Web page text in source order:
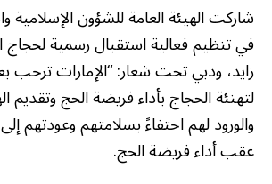
شاركت الهيئة العامة للشؤون الإسلامية
في تنظيم فعالية استقبال رسمية لحجاج
زايد، ودبي تحت شعار: “الإمارات ترحب
لتهنئة الحجاج بأداء فريضة الحج وتقديم
والورود لهم احتفاءً بسلامتهم وعودتهم
عقب أداء فريضة الحج.